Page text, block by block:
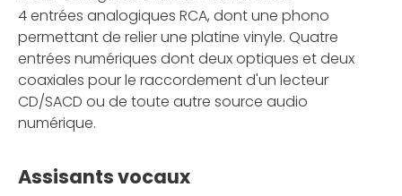
4 entrées analogiques RCA, dont une phono
permettant de relier une platine vinyle. Quatre
entrées numériques dont deux optiques et deux
coaxiales pour le raccordement d'un lecteur
CD/SACD ou de toute autre source audio
numérique.
Assisants vocaux